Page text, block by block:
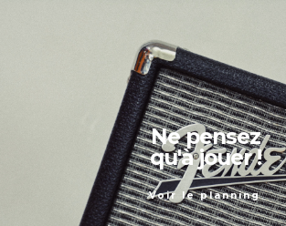
Ne pensez
qu'à jouer !
Voir le planning